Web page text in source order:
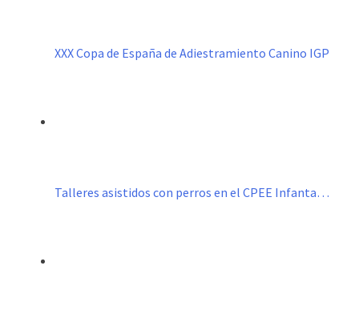
XXX Copa de España de Adiestramiento Canino IGP
Talleres asistidos con perros en el CPEE Infanta…